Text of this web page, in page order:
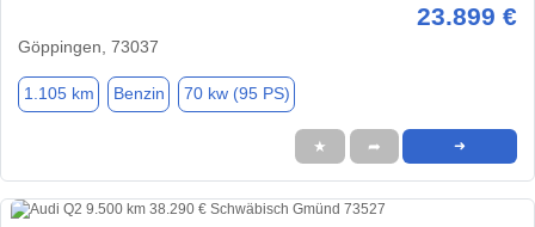
23.899 €
Göppingen, 73037
1.105 km Benzin 70 kw (95 PS)
★ ➦ ➜